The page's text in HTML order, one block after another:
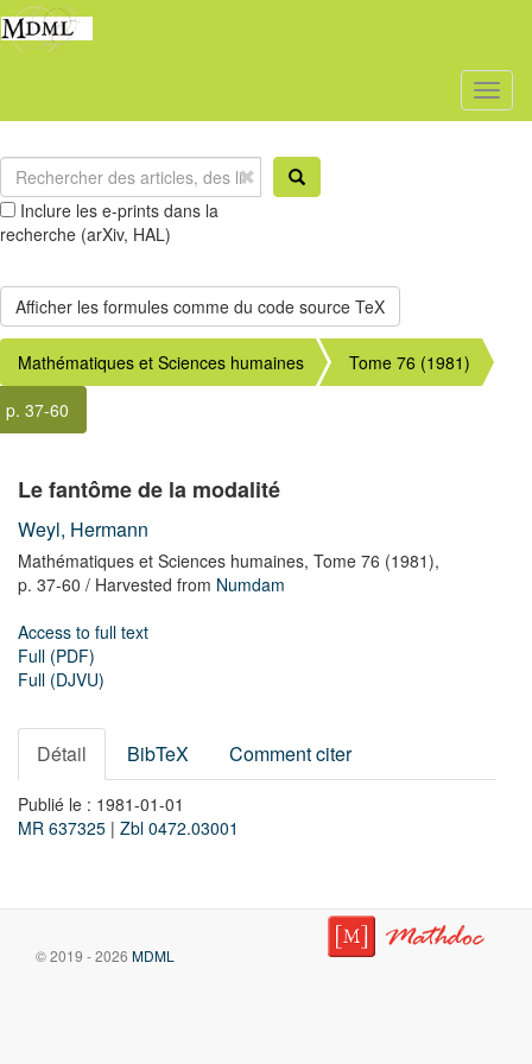
Inclure les e-prints dans la
recherche (arXiv, HAL)
Mathématiques et Sciences humaines
Tome 76 (1981)
p. 37-60
Le fantôme de la modalité
Weyl, Hermann
Mathématiques et Sciences humaines, Tome 76 (1981),
p. 37-60 / Harvested from Numdam
Access to full text
Full (PDF)
Full (DJVU)
Détail BibTeX Comment citer
Publié le : 1981-01-01
MR 637325 | Zbl 0472.03001
© 2019 - 2026 MDML